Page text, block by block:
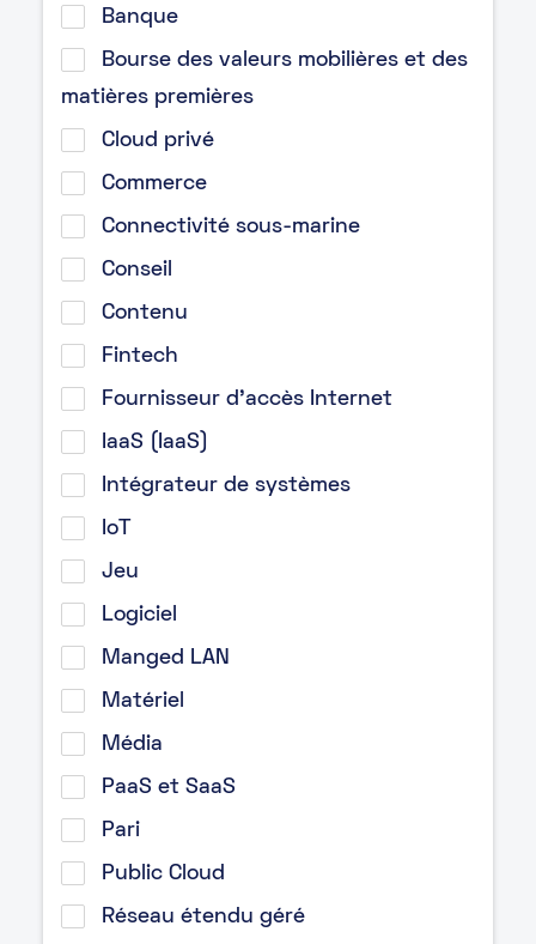
Banque
Bourse des valeurs mobilières et des
matières premières
Cloud privé
Commerce
Connectivité sous-marine
Conseil
Contenu
Fintech
Fournisseur d’accès Internet
IaaS (IaaS)
Intégrateur de systèmes
IoT
Jeu
Logiciel
Manged LAN
Matériel
Média
PaaS et SaaS
Pari
Public Cloud
Réseau étendu géré